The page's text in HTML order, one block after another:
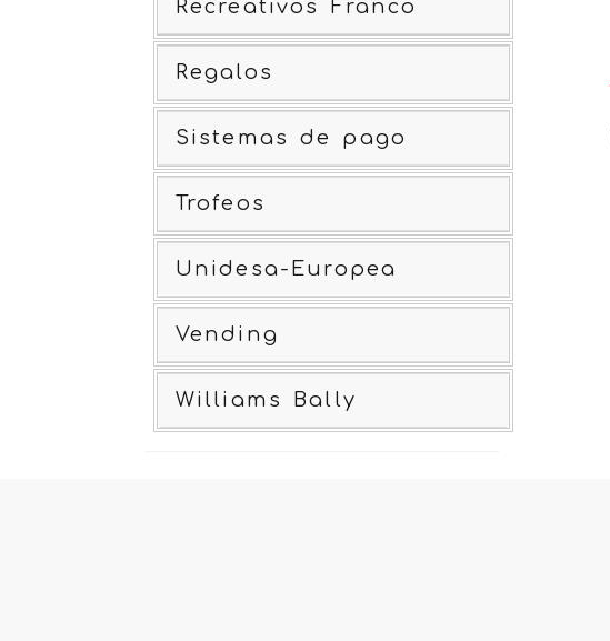
Recreativos Franco
Regalos
Sistemas de pago
Trofeos
Unidesa-Europea
Vending
Williams Bally